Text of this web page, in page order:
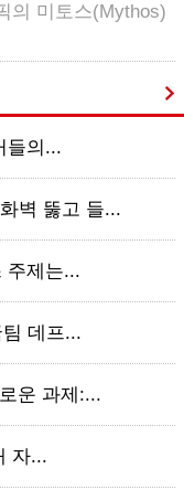
의 미토스(Mythos)
들의...
벽 뚫고 들...
주제는...
데프...
운 과제:...
자...